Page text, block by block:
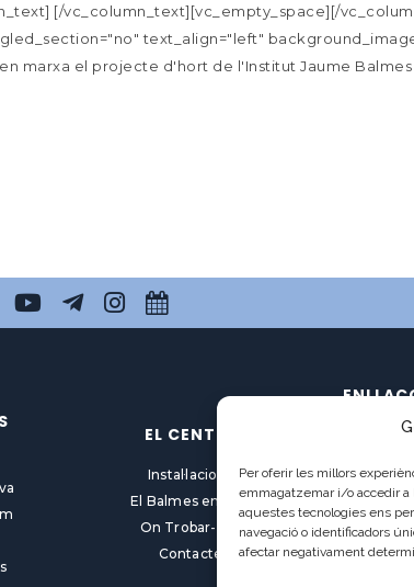
Per oferir les millors
emmagatzemar i/o accedir a
aquestes tecnologies ens
navegació o identificadors
afectar negativament
[/vc_column_text][vc_empty_space][/
text_align="left"
marxa el projecte d'hort de l'Institut Jaume Balmes
EL CENTRE
Instal·lacions
El Balmes en línia
On Trobar-nos
Contacte